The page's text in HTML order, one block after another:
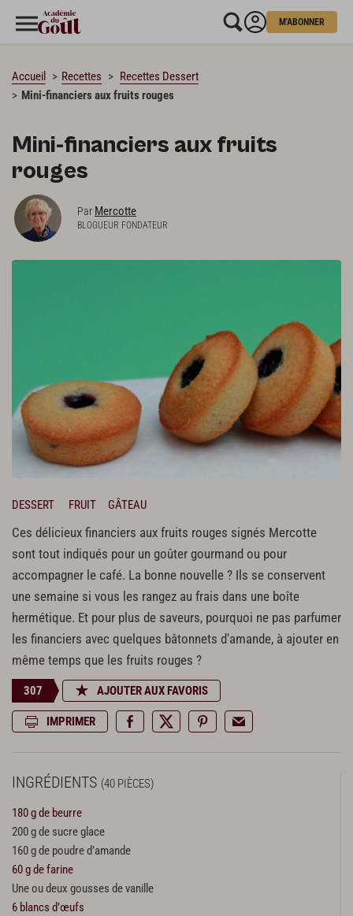
M'ABONNER
Accueil Recettes
Recettes Dessert
Mini-financiers aux fruits rouges
Mini-financiers aux fruits
rouges
Par Mercotte
BLOGUEUR FONDATEUR
DESSERT FRUIT GÂTEAU
Ces délicieux financiers aux fruits rouges signés Mercotte
sont tout indiqués pour un goûter gourmand ou pour
accompagner le café. La bonne nouvelle ? Ils se conservent
une semaine si vous les rangez au frais dans une boîte
hermétique. Et pour plus de saveurs, pourquoi ne pas parfumer
les financiers avec quelques bâtonnets d'amande, à ajouter en
même temps que les fruits rouges ?
307 AJOUTER AUX FAVORIS
IMPRIMER
INGRÉDIENTS (40 PIÈCES)
180 g de beurre
200 g de sucre glace
160 g de poudre d’amande
60 g de farine
Une ou deux gousses de vanille
6 blancs d’œufs
CHARGEMENT…